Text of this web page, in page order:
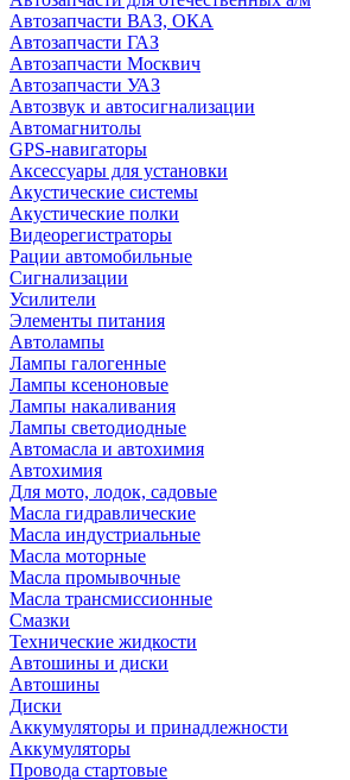
Автозапчасти ВАЗ, ОКА
Автозапчасти ГАЗ
Автозапчасти Москвич
Автозапчасти УАЗ
Автозвук и автосигнализации
Автомагнитолы
GPS-навигаторы
Аксессуары для установки
Акустические системы
Акустические полки
Видеорегистраторы
Рации автомобильные
Сигнализации
Усилители
Элементы питания
Автолампы
Лампы галогенные
Лампы ксеноновые
Лампы накаливания
Лампы светодиодные
Автомасла и автохимия
Автохимия
Для мото, лодок, садовые
Масла гидравлические
Масла индустриальные
Масла моторные
Масла промывочные
Масла трансмиссионные
Смазки
Технические жидкости
Автошины и диски
Автошины
Диски
Аккумуляторы и принадлежности
Аккумуляторы
Провода стартовые